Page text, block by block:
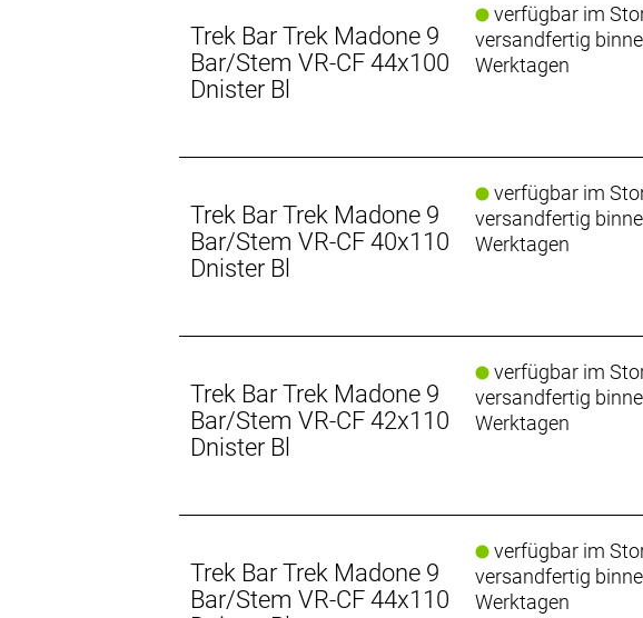
Trek Bar Trek Madone 9
Bar/Stem VR-CF 44x100
Dnister Bl
verfügbar im
versandfertig
Werktagen
Trek Bar Trek Madone 9
Bar/Stem VR-CF 40x110
Dnister Bl
verfügbar im
versandfertig
Werktagen
Trek Bar Trek Madone 9
Bar/Stem VR-CF 42x110
Dnister Bl
verfügbar im
versandfertig
Werktagen
Trek Bar Trek Madone 9
Bar/Stem VR-CF 44x110
verfügbar im
versandfertig
Werktagen